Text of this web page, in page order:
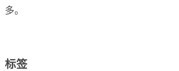
多。
标签